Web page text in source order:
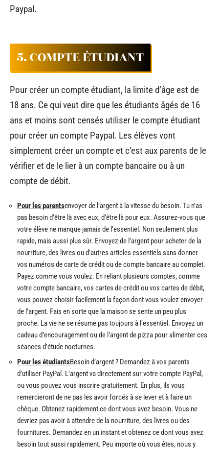
Paypal.
5. COMPTE ÉTUDIANT
Pour créer un compte étudiant, la limite d’âge est de
18 ans. Ce qui veut dire que les étudiants âgés de 16
ans et moins sont censés utiliser le compte étudiant
pour créer un compte Paypal. Les élèves vont
simplement créer un compte et c’est aux parents de le
vérifier et de le lier à un compte bancaire ou à un
compte de débit.
Pour les parentsenvoyer de l’argent à la vitesse du besoin. Tu n’as
pas besoin d’être là avec eux, d’être là pour eux. Assurez-vous que
votre élève ne manque jamais de l’essentiel. Non seulement plus
rapide, mais aussi plus sûr. Envoyez de l’argent pour acheter de la
nourriture, des livres ou d’autres articles essentiels sans donner
vos numéros de carte de crédit ou de compte bancaire au complet.
Payez comme vous voulez. En reliant plusieurs comptes, comme
votre compte bancaire, vos cartes de crédit ou vos cartes de débit,
vous pouvez choisir facilement la façon dont vous voulez envoyer
de l’argent. Fais en sorte que la maison se sente un peu plus
proche. La vie ne se résume pas toujours à l’essentiel. Envoyez un
cadeau d’encouragement ou de l’argent de pizza pour alimenter ces
séances d’étude nocturnes.
Pour les étudiantsBesoin d’argent ? Demandez à vos parents
d’utiliser PayPal. L’argent va directement sur votre compte PayPal,
ou vous pouvez vous inscrire gratuitement. En plus, ils vous
remercieront de ne pas les avoir forcés à se lever et à faire un
chèque. Obtenez rapidement ce dont vous avez besoin. Vous ne
devriez pas avoir à attendre de la nourriture, des livres ou des
fournitures. Demandez en un instant et obtenez ce dont vous avez
besoin tout aussi rapidement. Peu importe où vous êtes, nous y